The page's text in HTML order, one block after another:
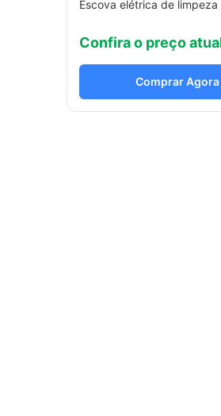
Escova elétrica de
Confira o preço
Comprar Agora